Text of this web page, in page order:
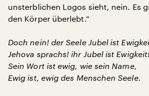
unsterblichen Logos sieht, nein. Es
den Körper überlebt.“
Doch nein! der Seele Jubel ist
Jehova sprachs! ihr Jubel ist
Sein Wort ist ewig, wie sein Name,
Ewig ist, ewig des Menschen Seele.